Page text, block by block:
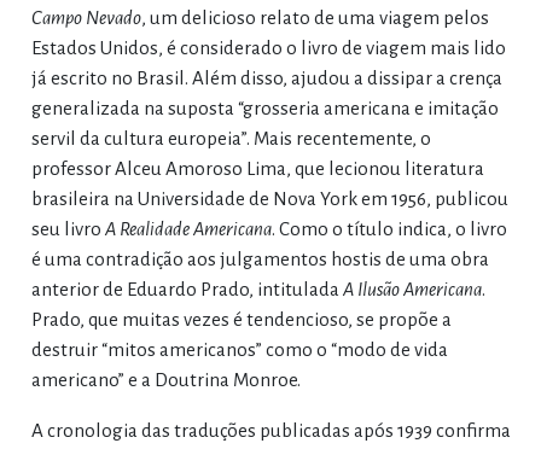
Campo Nevado, um delicioso relato de uma viagem pelos
Estados Unidos, é considerado o livro de viagem mais lido
já escrito no Brasil. Além disso, ajudou a dissipar a crença
generalizada na suposta “grosseria americana e imitação
servil da cultura europeia”. Mais recentemente, o
professor Alceu Amoroso Lima, que lecionou literatura
brasileira na Universidade de Nova York em 1956, publicou
seu livro A Realidade Americana. Como o título indica, o livro
é uma contradição aos julgamentos hostis de uma obra
anterior de Eduardo Prado, intitulada A Ilusão Americana.
Prado, que muitas vezes é tendencioso, se propõe a
destruir “mitos americanos” como o “modo de vida
americano” e a Doutrina Monroe.
A cronologia das traduções publicadas após 1939 confirma